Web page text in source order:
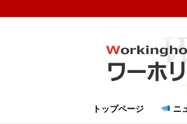
ー
ホ
リ
ュ
トップページ ニ